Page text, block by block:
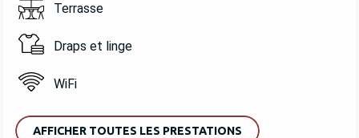
Terrasse
Draps et linge
WiFi
AFFICHER TOUTES LES PRESTATIONS